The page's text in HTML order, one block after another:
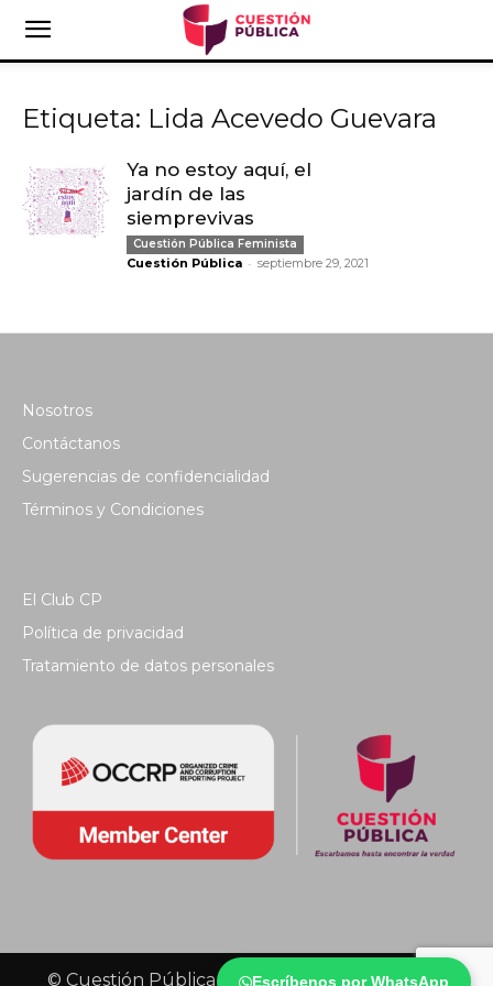
Escríbenos por WhatsApp
Etiqueta: Lida Acevedo Guevara
Ya no estoy aquí, el
jardín de las
siemprevivas
Cuestión Pública Feminista
Cuestión Pública - septiembre 29, 2021
Nosotros
Contáctanos
Sugerencias de confidencialidad
Términos y Condiciones
El Club CP
Política de privacidad
Tratamiento de datos personales
© Cuestión Pública 2018 - Todos los derechos